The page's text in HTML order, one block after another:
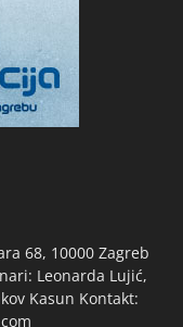
68, 10000 Zagreb
Leonarda Lujić,
Kasun Kontakt: